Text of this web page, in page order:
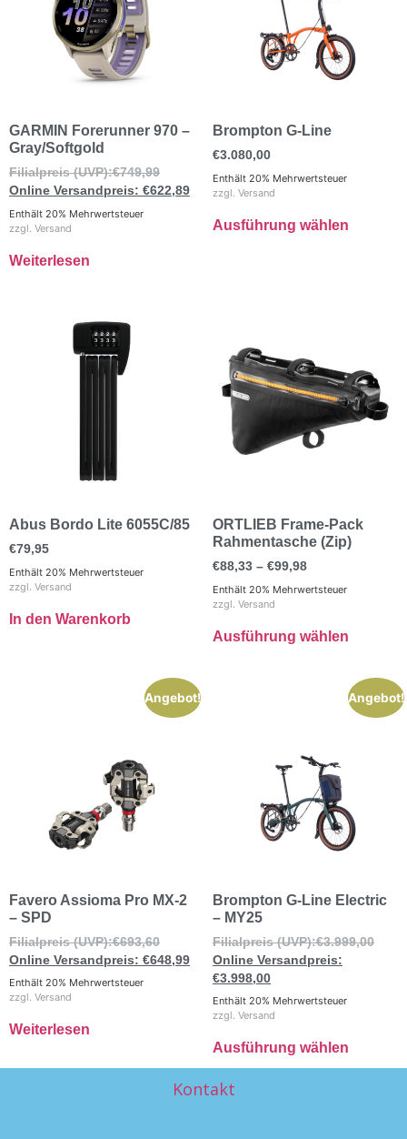
GARMIN Forerunner 970 –
Gray/Softgold
€749,99
€622,89
Enthält 20% Mehrwertsteuer
zzgl. Versand
Weiterlesen
Brompton G-Line
€3.080,00
Enthält 20% Mehrwertsteuer
zzgl. Versand
Ausführung wählen
Abus Bordo Lite 6055C/85
€79,95
Enthält 20% Mehrwertsteuer
zzgl. Versand
In den Warenkorb
ORTLIEB Frame-Pack
Rahmentasche (Zip)
€88,33 – €99,98
Enthält 20% Mehrwertsteuer
zzgl. Versand
Ausführung wählen
Angebot!
Favero Assioma Pro MX-2
– SPD
€693,60
€648,99
Enthält 20% Mehrwertsteuer
zzgl. Versand
Weiterlesen
Angebot!
Brompton G-Line Electric
– MY25
€3.999,00
€3.998,00
Enthält 20% Mehrwertsteuer
zzgl. Versand
Ausführung wählen
Kontakt